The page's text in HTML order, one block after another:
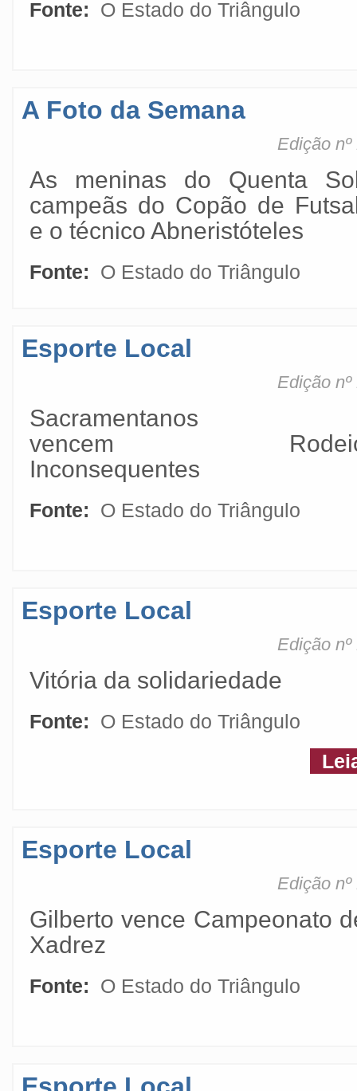
Fonte: O Estado do Triângulo
A Foto da Semana
Edição
As meninas do Quenta
campeãs do Copão de
e o técnico Abneristóteles
Fonte: O Estado do Triângulo
Esporte Local
Edição
Sacramentanos
vencem
Inconsequentes
Fonte: O Estado do Triângulo
Esporte Local
Edição
Vitória da solidariedade
Fonte:
O Estado do Triângulo
Esporte Local
Edição
Gilberto vence Campeonato
Xadrez
Fonte: O Estado do Triângulo